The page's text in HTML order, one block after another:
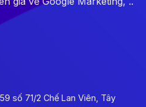
số 71/2 Chế Lan Viên, Tây